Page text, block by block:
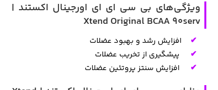
ویژگی‌های بی سی ای ای اورجینال اکستند |
Xtend Original BCAA 90serv
افزایش رشد و بهبود عضلات
پیشگیری از تخریب عضلات
افزایش سنتز پروتئین عضلات